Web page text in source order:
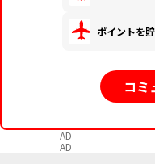
ポイントを
コミ
AD
AD